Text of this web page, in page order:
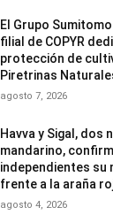
El Grupo
filial de COPYR
protección de
Piretrinas
agosto 7, 2026
Havva y Sigal, dos
mandarino,
independientes su
frente a la araña
agosto 4, 2026